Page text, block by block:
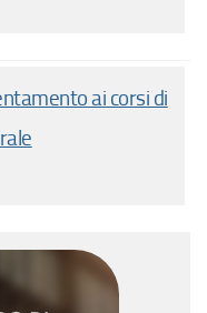
ai corsi di